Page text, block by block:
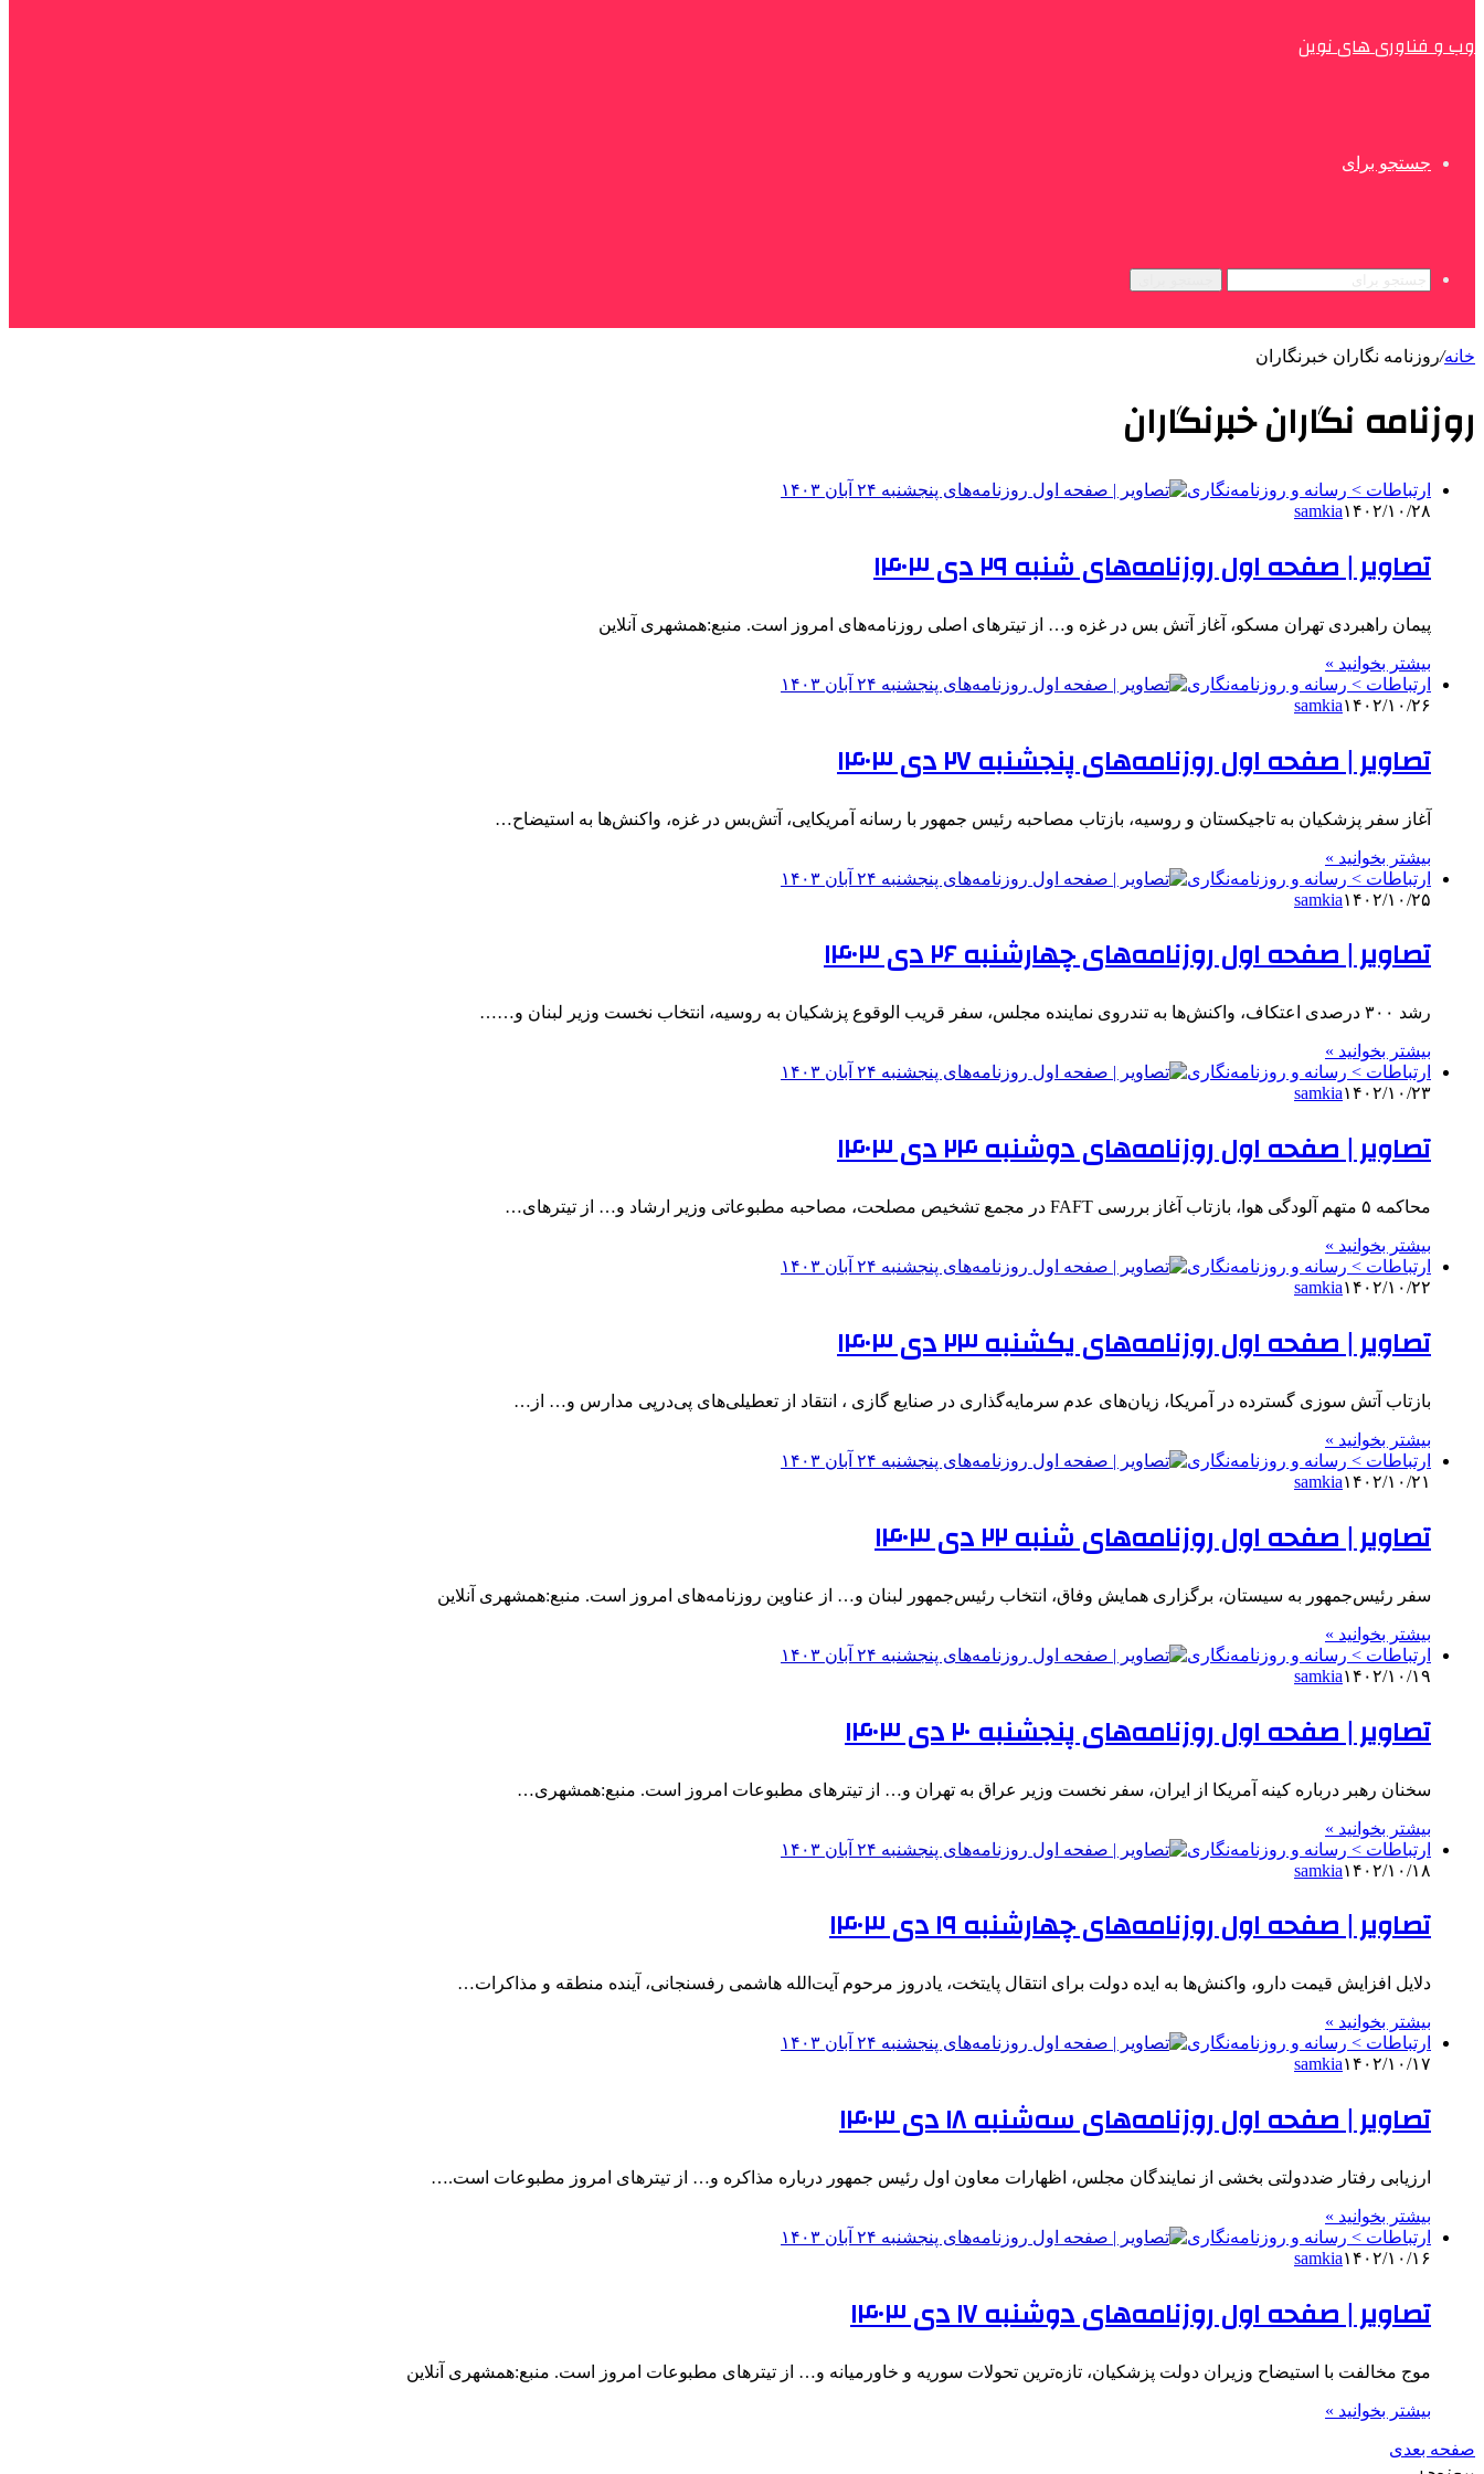
وب و فناوری های نوین
جستجو برای
خانه/روزنامه نگاران خبرنگاران
روزنامه نگاران خبرنگاران
ارتباطات > رسانه و روزنامه‌نگاری
samkia۱۴۰۲/۱۰/۲۸
تصاویر | صفحه اول روزنامه‌های شنبه ۲۹ دی ۱۴۰۳
پیمان راهبردی تهران مسکو، آغاز آتش بس در غزه و… از تیترهای اصلی روزنامه‌های امروز است. منبع:همشهری آنلاین
بیشتر بخوانید »
ارتباطات > رسانه و روزنامه‌نگاری
samkia۱۴۰۲/۱۰/۲۶
تصاویر | صفحه اول روزنامه‌های پنجشنبه ۲۷ دی ۱۴۰۳
آغاز سفر پزشکیان به تاجیکستان و روسیه، بازتاب مصاحبه رئیس جمهور با رسانه آمریکایی، آتش‌بس در غزه، واکنش‌ها به استیضاح…
بیشتر بخوانید »
ارتباطات > رسانه و روزنامه‌نگاری
samkia۱۴۰۲/۱۰/۲۵
تصاویر | صفحه اول روزنامه‌های چهارشنبه ۲۶ دی ۱۴۰۳
رشد ۳۰۰ درصدی اعتکاف، واکنش‌ها به تندروی‌ نماینده مجلس، سفر قریب الوقوع پزشکیان به روسیه، انتخاب نخست وزیر لبنان و……
بیشتر بخوانید »
ارتباطات > رسانه و روزنامه‌نگاری
samkia۱۴۰۲/۱۰/۲۳
تصاویر | صفحه اول روزنامه‌های دوشنبه ۲۴ دی ۱۴۰۳
محاکمه ۵ متهم آلودگی هوا، بازتاب آغاز بررسی FAFT در مجمع تشخیص مصلحت، مصاحبه مطبوعاتی وزیر ارشاد و… از تیترهای…
بیشتر بخوانید »
ارتباطات > رسانه و روزنامه‌نگاری
samkia۱۴۰۲/۱۰/۲۲
تصاویر | صفحه اول روزنامه‌های یکشنبه ۲۳ دی ۱۴۰۳
بازتاب آتش سوزی گسترده در آمریکا، زیان‌های عدم سرمایه‌گذاری در صنایع گازی ، انتقاد از تعطیلی‌های پی‌درپی مدارس و… از…
بیشتر بخوانید »
ارتباطات > رسانه و روزنامه‌نگاری
samkia۱۴۰۲/۱۰/۲۱
تصاویر | صفحه اول روزنامه‌های شنبه ۲۲ دی ۱۴۰۳
سفر رئیس‌جمهور به سیستان، برگزاری همایش وفاق‌، انتخاب رئیس‌جمهور لبنان و… از عناوین روزنامه‌های امروز است. منبع:همشهری آنلاین
بیشتر بخوانید »
ارتباطات > رسانه و روزنامه‌نگاری
samkia۱۴۰۲/۱۰/۱۹
تصاویر | صفحه اول روزنامه‌های پنجشنبه ۲۰ دی ۱۴۰۳
سخنان رهبر درباره کینه آمریکا از ایران، سفر نخست وزیر عراق به تهران و… از تیترهای مطبوعات امروز است. منبع:همشهری…
بیشتر بخوانید »
ارتباطات > رسانه و روزنامه‌نگاری
samkia۱۴۰۲/۱۰/۱۸
تصاویر | صفحه اول روزنامه‌های چهارشنبه ۱۹ دی ۱۴۰۳
دلایل افزایش قیمت دارو، واکنش‌ها به ایده دولت برای انتقال پایتخت، یادروز مرحوم آیت‌الله هاشمی رفسنجانی، آینده منطقه و مذاکرات…
بیشتر بخوانید »
ارتباطات > رسانه و روزنامه‌نگاری
samkia۱۴۰۲/۱۰/۱۷
تصاویر | صفحه اول روزنامه‌های سه‌شنبه ۱۸ دی ۱۴۰۳
ارزیابی رفتار ضددولتی بخشی از نمایندگان مجلس، اظهارات معاون اول رئیس جمهور درباره مذاکره و… از تیترهای امروز مطبوعات است.…
بیشتر بخوانید »
ارتباطات > رسانه و روزنامه‌نگاری
samkia۱۴۰۲/۱۰/۱۶
تصاویر | صفحه اول روزنامه‌های دوشنبه ۱۷ دی ۱۴۰۳
موج مخالفت با استیضاح وزیران دولت پزشکیان، تازه‌ترین تحولات سوریه و خاورمیانه و… از تیترهای مطبوعات امروز است. منبع:همشهری آنلاین
بیشتر بخوانید »
صفحه بعدی